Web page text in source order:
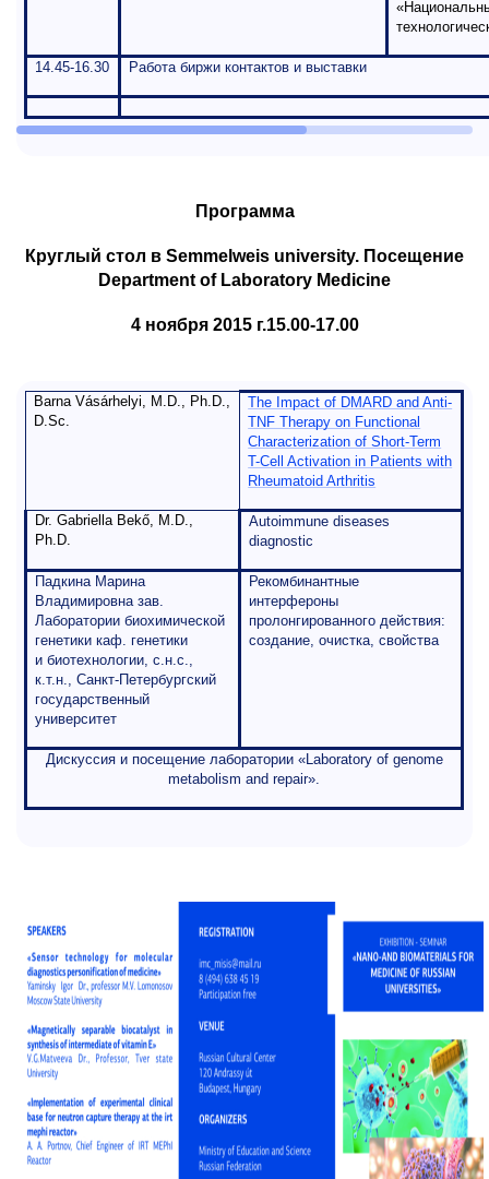
14.45-16.30 Работа биржи контактов и выставки
Программа
Круглый стол в Semmelweis university. Посещение
Department of Laboratory Medicine
4 ноября2015 г.15.00-17.00
Barna Vásárhelyi, M.D., Ph.D.,
D.Sc.
The Impact of DMARD and Anti-
TNF Therapy on Functional
Characterization of Short-Term
T-Cell Activation in Patients with
Rheumatoid Arthritis
Dr. Gabriella Bekő, M.D.,
Ph.D.
Autoimmune diseases
diagnostic
Падкина Марина
Владимировна зав.
Лаборатории биохимической
генетики каф. генетики
и биотехнологии, с.н.с.,
к.т.н., Санкт-Петербургский
государственный
университет
Рекомбинантные
интерфероны
пролонгированного действия:
создание, очистка, свойства
Дискуссия и посещение лаборатории «Laboratory of genome
metabolism and repair».